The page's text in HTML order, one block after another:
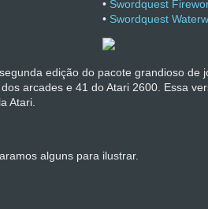
• Swordquest
• Swordquest
edição do pacote grandioso de
arcades e 41 do Atari 2600. Essa
Atari.
alguns para ilustrar.